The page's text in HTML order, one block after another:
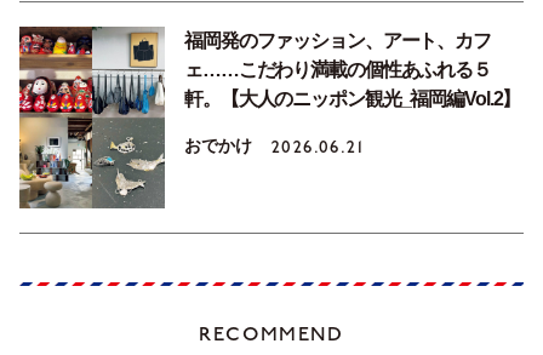
福岡発のファッション、アート、カフ
ェ……こだわり満載の個性あふれる５
軒。【大人のニッポン観光_福岡編Vol.2】
おでかけ 2026.06.21
RECOMMEND